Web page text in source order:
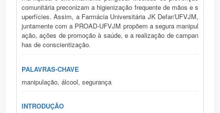
comunitária preconizam a higienização frequente de mãos e s
uperfícies. Assim, a Farmácia Universitária JK Defar/UFVJM,
juntamente com a PROAD-UFVJM propõem a segura manipul
ação, ações de promoção à saúde, e a realização de campan
has de conscientização.
PALAVRAS-CHAVE
manipulação, álcool, segurança
INTRODUÇÃO